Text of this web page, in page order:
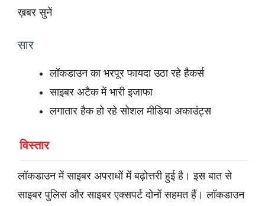
ख़बर सुनें
सार
लॉकडाउन का भरपूर फायदा उठा रहे हैकर्स
साइबर अटैक में भारी इजाफा
लगातार हैक हो रहे सोशल मीडिया अकाउंट्स
विस्तार
लॉकडाउन में साइबर अपराधों में बढ़ोत्तरी हुई है। इस बात से
साइबर पुलिस और साइबर एक्सपर्ट दोनों सहमत हैं। लॉकडाउन